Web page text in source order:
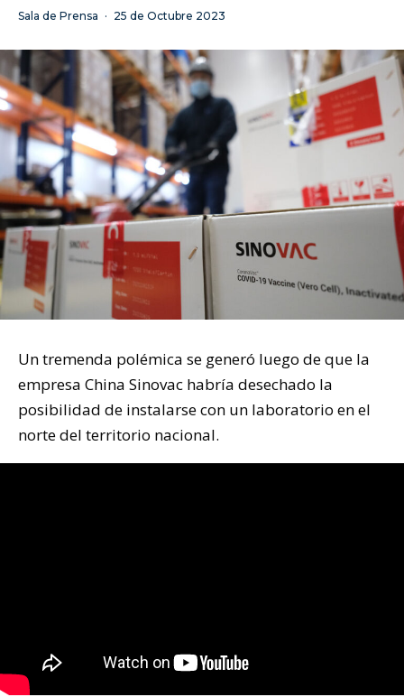
Sala de Prensa · 25 de Octubre 2023
Un tremenda polémica se generó luego de que la
empresa China Sinovac habría desechado la
posibilidad de instalarse con un laboratorio en el
norte del territorio nacional.